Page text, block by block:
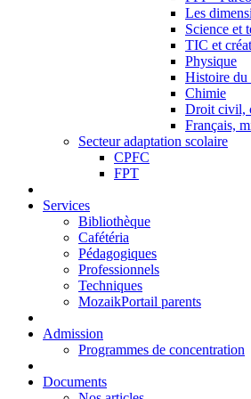
Les
Science et
TIC et
Physique
Histoire du
Chimie
Droit civil,
Français,
Secteur adaptation scolaire
CPFC
FPT
Services
Bibliothèque
Cafétéria
Pédagogiques
Professionnels
Techniques
MozaikPortail parents
Admission
Programmes de concentration
Documents